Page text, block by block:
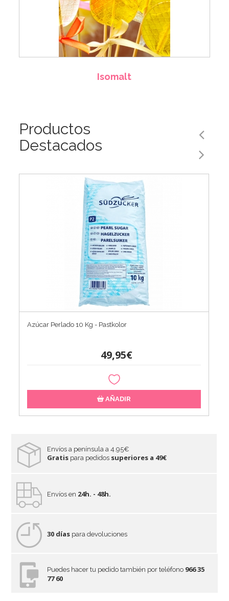
Isomalt
Productos
Destacados
Azúcar Perlado 10 Kg - Pastkolor
49,95€
AÑADIR
Espátula para Isomalt
Envíos a península a 4.95€
Gratis para pedidos superiores a 49€
Envíos en 24h. - 48h.
30 días para devoluciones
Puedes hacer tu pedido también por teléfono 966 35
77 60